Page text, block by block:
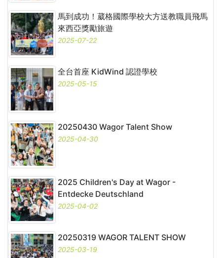
馬到成功！葳格國際學校大方送教職員飛馬
來西亞獎勵旅遊
2025-07-22
全台首座 KidWind 認證學校
2025-05-15
20250430 Wagor Talent Show
2025-04-30
2025 Children's Day at Wagor -
Entdecke Deutschland
2025-04-02
20250319 WAGOR TALENT SHOW
2025-03-19